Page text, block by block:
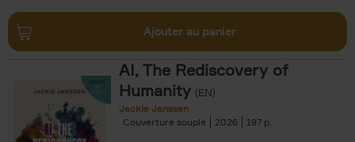
Ajouter au panier
AI, The Rediscovery of
Humanity (EN)
Jackie Janssen
Couverture souple
2026 197